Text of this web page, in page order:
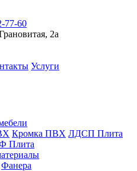
77-60
2а
Услуги
Кромка ПВХ ЛДСП Плита
Плита
Фанера